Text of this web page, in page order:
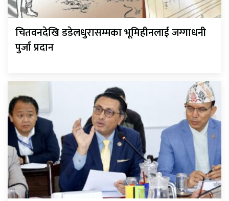
चितवनदेखि डडेलधुरासम्मका भूमिहीनलाई जग्गाधनी
पुर्जा प्रदान